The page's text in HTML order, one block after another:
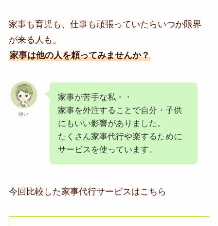
家事も育児も、仕事も頑張っていたらいつか限界
が来る人も。
家事は他の人を頼ってみませんか？
ゆい
家事が苦手な私・・
家事を外注することで自分・子供
にもいい影響がありました。
たくさん家事代行や楽するために
サービスを使っています。
今回比較した家事代行サービスはこちら